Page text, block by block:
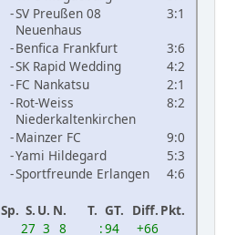
-SV Preußen 08
Neuenhaus
3:1
-Benfica Frankfurt
3:6
-SK Rapid Wedding
4:2
-FC Nankatsu
2:1
-Rot-Weiss
Niederkaltenkirchen
8:2
-Mainzer FC
9:0
-Yami Hildegard
5:3
-Sportfreunde Erlangen 4:6
Sp. S. U. N. T. GT. Diff. Pkt.
27 3 8 :94 +66